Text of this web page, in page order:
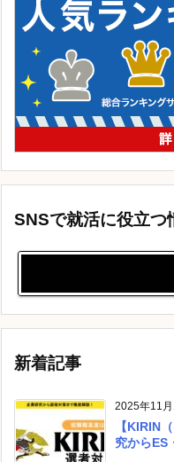
SNSで就活に役立つ
新着記事
2025年11月
【KIRIN
究からES